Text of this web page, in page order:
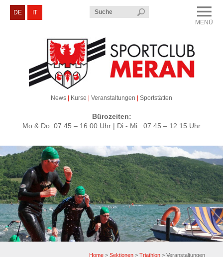
News | Kurse | Veranstaltungen | Sportstätten
Bürozeiten:
Mo & Do: 07.45 – 16.00 Uhr | Di - Mi : 07.45 – 12.15 Uhr
DE
IT
MENÜ
Menü CLOSE
Sportclub Meran
Kurse & Veranstaltungen
Sektionen
Service & Kontakt
Home > Sektionen > Triathlon > Veranstaltungen